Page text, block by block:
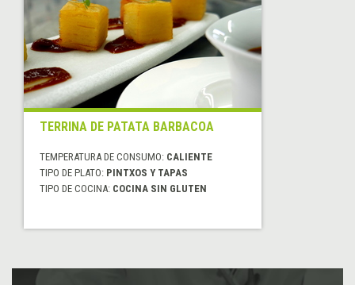
TERRINA DE PATATA BARBACOA
TEMPERATURA DE CONSUMO: CALIENTE
TIPO DE PLATO: PINTXOS Y TAPAS
TIPO DE COCINA: COCINA SIN GLUTEN